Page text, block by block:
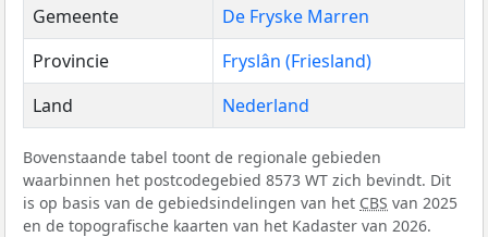
Gemeente
De Fryske Marren
Provincie
Fryslân (Friesland)
Land
Nederland
Bovenstaande tabel toont de regionale gebieden
waarbinnen het postcodegebied 8573 WT zich bevindt. Dit
is op basis van de gebiedsindelingen van het CBS van 2025
en de topografische kaarten van het Kadaster van 2026.